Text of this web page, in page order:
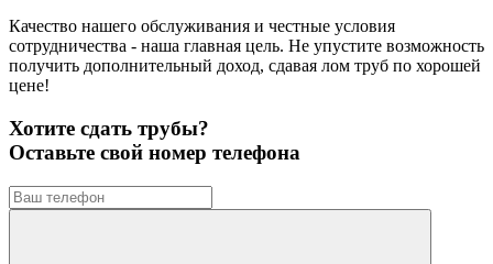
Качество нашего обслуживания и честные условия
сотрудничества - наша главная цель. Не упустите возможность
получить дополнительный доход, сдавая лом труб по хорошей
цене!
Хотите сдать трубы?
Оставьте свой номер телефона